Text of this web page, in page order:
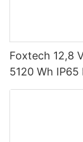
Foxtech 12,8
5120 Wh
Heimsysteme